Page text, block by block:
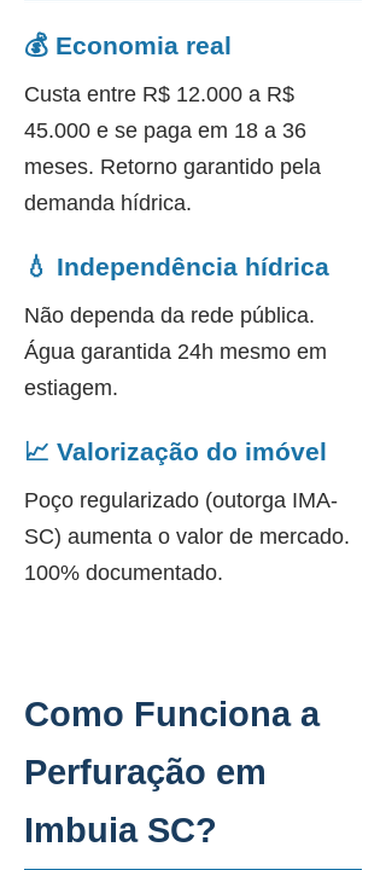
💰 Economia real
Custa entre R$ 12.000 a R$
45.000 e se paga em 18 a 36
meses. Retorno garantido pela
demanda hídrica.
💧 Independência hídrica
Não dependa da rede pública.
Água garantida 24h mesmo em
estiagem.
📈 Valorização do imóvel
Poço regularizado (outorga IMA-
SC) aumenta o valor de mercado.
100% documentado.
Como Funciona a
Perfuração em
Imbuia SC?